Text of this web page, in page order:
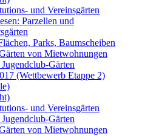
und Vereinsgärten
Parzellen und
Parks, Baumscheiben
von Mietwohnungen
Gärten
(Wettbewerb Etappe 2)
und Vereinsgärten
Gärten
von Mietwohnungen